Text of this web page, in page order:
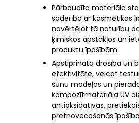
Pārbaudīta materiāla
saderība ar kosmētikas
novērtējot tā noturību
ķīmiskos apstākļos un
produktu īpašībām.
Apstiprināta drošība un
efektivitāte, veicot
šūnu modeļos un
kompozītmateriāla UV
antioksidatīvās,
pretnovecošanās